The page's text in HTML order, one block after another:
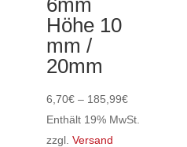
Höhe 10
mm /
20mm
6,70€ – 185,99€Preisspanne:
6,70€
Enthält 19% MwSt.
zzgl. Versand